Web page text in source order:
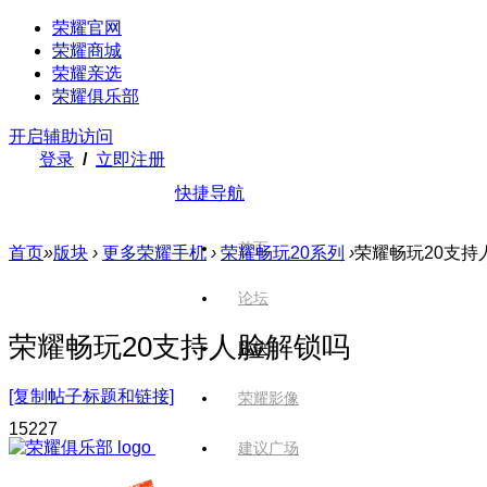
荣耀官网
荣耀商城
荣耀亲选
荣耀俱乐部
开启辅助访问
登录 / 立即注册
快捷导航
首页
论坛
版块
荣耀影像
建议广场
首页»版块 › 更多荣耀手机 › 荣耀畅玩20系列 ›荣耀畅玩20支持
荣耀畅玩20支持人脸解锁吗
[复制帖子标题和链接]
15227